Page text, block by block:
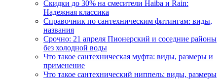
Скидки до 30% на смесители Haiba и Rain:
Надежная классика
Справочник по сантехническим фитингам: виды,
названия
Срочно: 21 апреля Пионерский и соседние районы
без холодной воды
Что такое сантехническая муфта: виды, размеры и
применение
Что такое сантехнический ниппель: виды, размеры